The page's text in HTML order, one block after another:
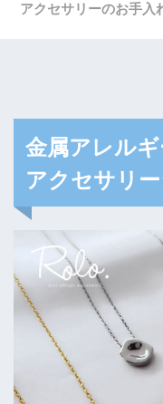
アクセサリーのお手入
金属アレル
アクセサリ